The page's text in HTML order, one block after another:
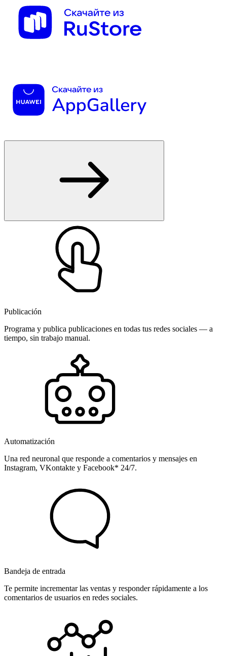
Publicación
Programa y publica publicaciones en todas tus redes sociales — a
tiempo, sin trabajo manual.
Automatización
Una red neuronal que responde a comentarios y mensajes en
Instagram, VKontakte y Facebook* 24/7.
Bandeja de entrada
Te permite incrementar las ventas y responder rápidamente a los
comentarios de usuarios en redes sociales.